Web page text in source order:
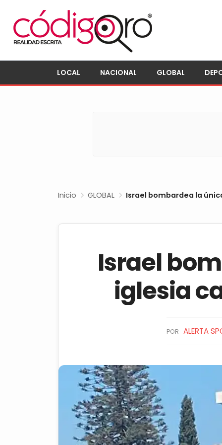
LOCAL NACIONAL GLOBAL
Inicio GLOBAL Israel bombardea la
Israel
iglesia
POR ALERTA